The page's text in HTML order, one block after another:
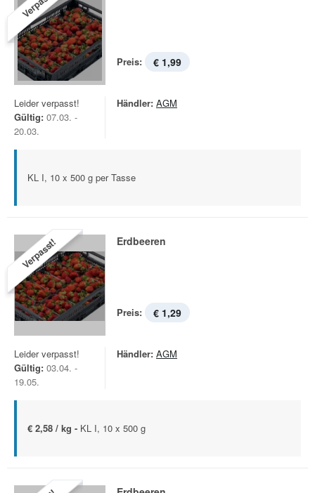
Preis: € 1,99
Leider verpasst!
Gültig: 07.03. -
20.03.
Händler: AGM
KL I, 10 x 500 g per Tasse
Verpasst! Erdbeeren
Preis: € 1,29
Leider verpasst!
Gültig: 03.04. -
19.05.
Händler: AGM
€ 2,58 / kg - KL I, 10 x 500 g